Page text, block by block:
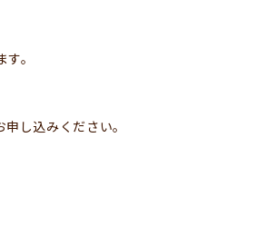
。
し込みください。